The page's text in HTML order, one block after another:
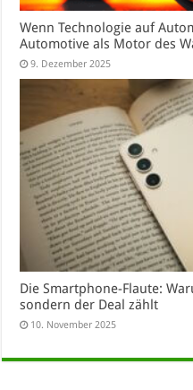
Wenn Technologie auf
Automotive als Motor des
9. Dezember 2025
Die Smartphone-Flaute:
sondern der Deal zählt
10. November 2025